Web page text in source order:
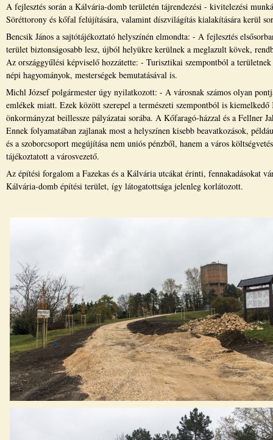
A fejlesztés során a Kálvária-domb területén tájrendezési - kivitelezési
Söréttorony és kőfal felújítására, valamint díszvilágítás kialakítására kerül
Bencsik János a sajtótájékoztató helyszínén elmondta: - A fejlesztés
terület biztonságosabb lesz, újból helyükre kerülnek a meglazult kövek,
Az országgyűlési képviselő hozzátette: - Turisztikai szempontból a
népi hagyományok, mesterségek bemutatásával is.
Michl József polgármester úgy nyilatkozott: - A városnak számos olyan
emlékek miatt. Ezek között szerepel a természeti szempontból is
önkormányzat beillessze pályázatai sorába. A Kőfaragó-házzal és a Fellner
Ennek folyamatában zajlanak most a helyszínen kisebb beavatkozások,
és a szoborcsoport megújítása nem uniós pénzből, hanem a város
tájékoztatott a városvezető.
Az építési forgalom a Fazekas és a Kálvária utcákat érinti, fennakadásokat
Kálvária-domb építési terület, így látogatottsága jelenleg korlátozott.